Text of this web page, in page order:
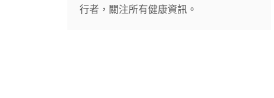
行者，關注所有健康資訊。